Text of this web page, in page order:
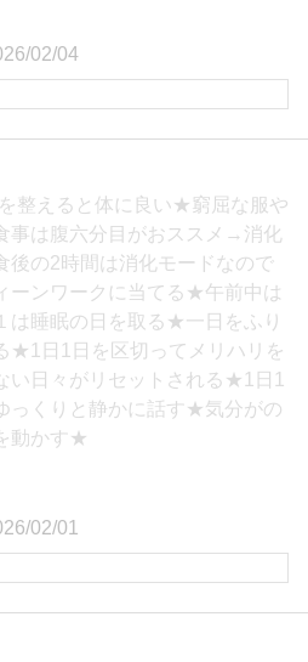
02/04
整えると体に良い★窮屈な服や
事は腹六分目がおススメ→消化
の2時間は消化モードなので
ーンワークに当てる★午前中は
は睡眠の日を取る★一日をふり
★1日1日を区切ってメリハリを
い日々がリセットされる★1日1
っくりと静かに話す★気分がの
動かす★
02/01